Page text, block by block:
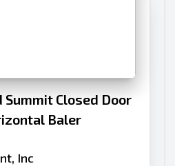
Summit Closed Door
Baler
Inc